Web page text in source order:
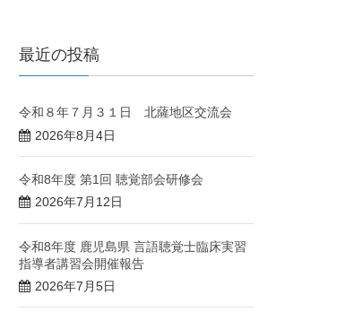
最近の投稿
令和８年７月３１日 北薩地区交流会
2026年8月4日
令和8年度 第1回 聴覚部会研修会
2026年7月12日
令和8年度 鹿児島県 言語聴覚士臨床実習
指導者講習会開催報告
2026年7月5日